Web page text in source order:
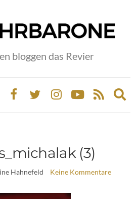
bloggen das Revier
(3)
Hahnefeld Keine Kommentare